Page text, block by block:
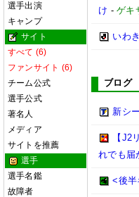
選手出演
キャンプ
サイト
すべて (6)
ファンサイト (6)
チーム公式
選手公式
著名人
メディア
サイトを推薦
選手
選手名鑑
故障者
け -ゲキ
いわ
ブログ
新シ
【J2
れでも届
<後半